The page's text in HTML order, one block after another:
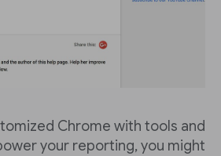
Chrome with tools and
your reporting, you might